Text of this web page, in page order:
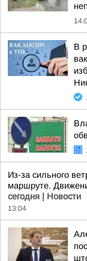
В
Из-за сильного
маршруте.
сегодня | Новости
13:04